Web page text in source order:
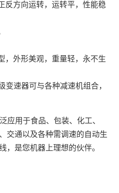
反方向运转，运转平，性能稳
，外形美观，重量轻，永不生
变速器可与各种减速机组合，
应用于食品、包装、化工、
交通以及各种需调速的自动生
，是您机器上理想的伙伴。